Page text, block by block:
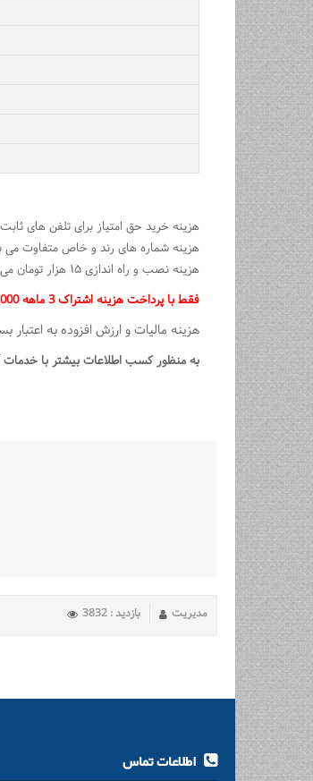
هزینه خرید حق امتیاز برای تلفن های ثابت با شماره عادی ۲۰۰ هزار تومان که با
هزینه شماره های رند و خاص متفاوت می
هزینه نصب و راه اندازی ۱۵ هزار تومان می باشد که 100 درصد تخفیف دادیم.
فقط با پرداخت هزینه اشتراک 3 ماهه 150.000 تومان خط مورد نظر خود را سفارش دهید.
هزینه مالیات و ارزش افزوده به
به منظور کسب اطلاعات بیشتر با خدمات آسیاتل می توانید با شماره ۱۵۴۴ داخلی ۱۴۷۰ و
مدیریت بازدید : 3832
اطلاعات تماس